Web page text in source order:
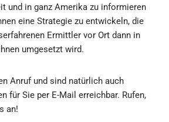
und in ganz Amerika zu informieren
eine Strategie zu entwickeln, die
Ermittler vor Ort dann in
umgesetzt wird.
Anruf und sind natürlich auch
für Sie per E-Mail erreichbar. Rufen,
an!